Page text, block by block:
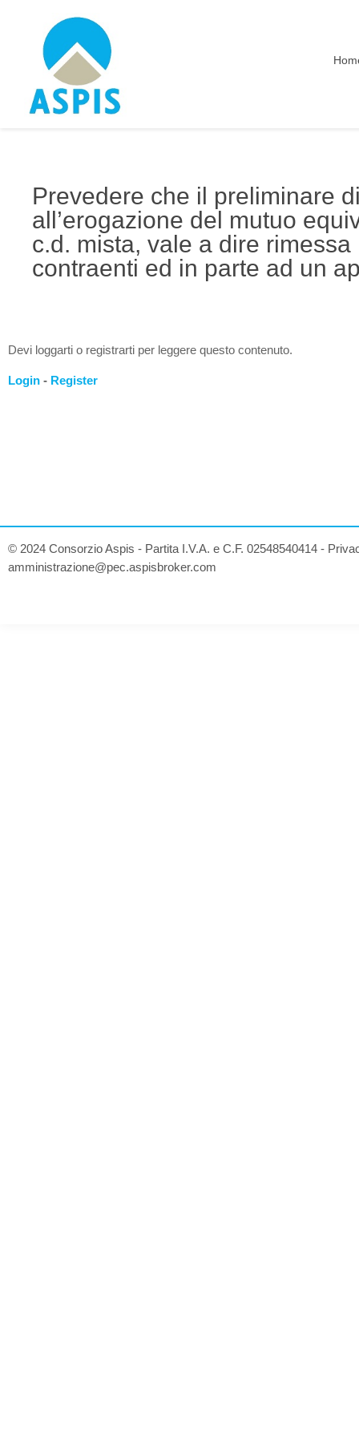
Prevedere che il preliminare
all’erogazione del mutuo
c.d. mista, vale a dire
contraenti ed in parte ad un
Devi loggarti o registrarti per leggere questo contenuto.
Login - Register
© 2024 Consorzio Aspis - Partita I.V.A. e C.F. 02548540414 -
amministrazione@pec.aspisbroker.com